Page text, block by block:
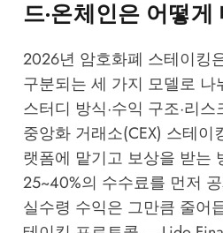
드·온체인은 어떻게
2026년 암호화폐 스테이킹
구분되는 세 가지 모델로
스터디 방식·수익 구조·리
중앙화 거래소(CEX) 스테
랫폼에 맡기고 보상을 받는
25~40%의 수수료를 먼저
실수령 수익은 그만큼 줄어